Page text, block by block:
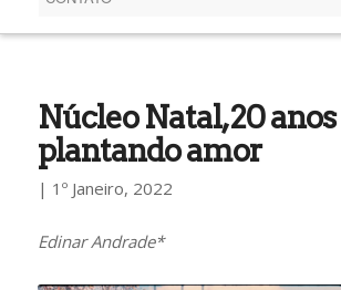
Núcleo Natal, 20 anos
plantando amor
| 1º Janeiro, 2022
Edinar Andrade*